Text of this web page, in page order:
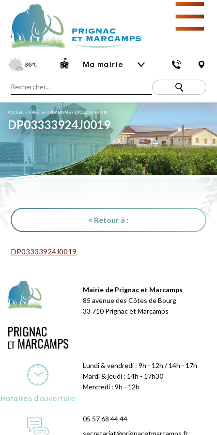
36℃ Ma mairie
☰
ACCUEIL »ARRÊTÉS URBANISME»DP03333924J0019
DP03333924J0019
< Retour à :
DP03333924J0019
Mairie de Prignac et Marcamps
85 avenue des Côtes de Bourg
33 710 Prignac et Marcamps
Horaires d'ouverture
Lundi & vendredi : 9h - 12h / 14h - 17h
Mardi & jeudi : 14h - 17h30
Mercredi : 9h - 12h
05 57 68 44 44